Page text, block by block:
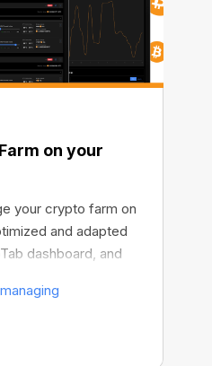
on your
your crypto farm on
and adapted
dashboard, and
on your tablets as
managing your crypto
to you.